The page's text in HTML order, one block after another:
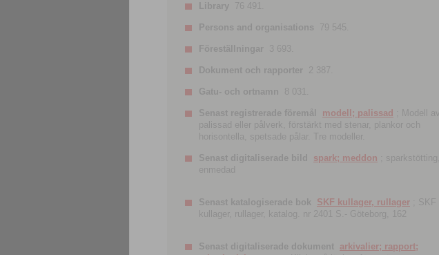
Library 76 491.
Persons and organisations 79 545.
Föreställningar 3 693.
Dokument och rapporter 2 387.
Gatu- och ortnamn 8 031.
Senast registrerade föremål modell; palissad
; Modell av
palissad eller pålverk, förstärkt med stenar, plankor och
horisontella, spetsade pålar. Tre modeller.
Senast digitaliserade bild spark; meddon ; sparkstötting,
enmedad
Senast katalogiserade bok SKF kullager, rullager ; SKF
kullager, rullager, katalog. nr 2401 S.- Göteborg, 162
Senast digitaliserade dokument arkivalier; rapport;